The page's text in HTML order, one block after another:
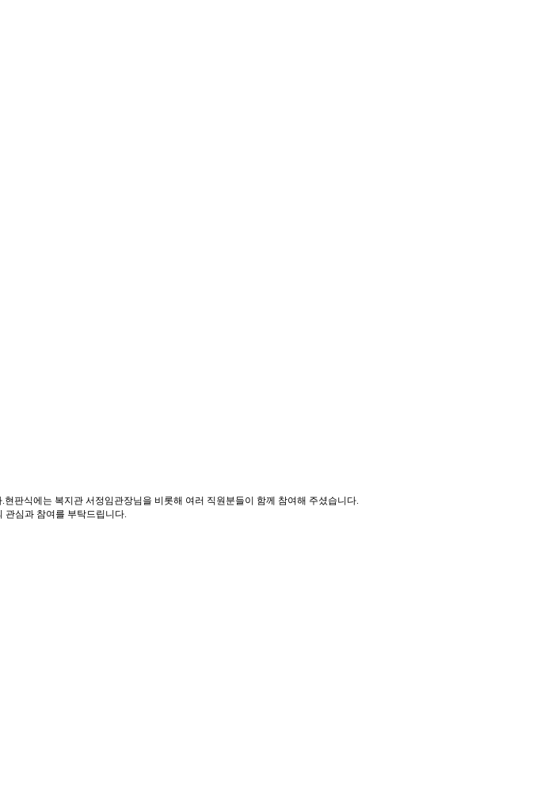
판식에는 복지관 서정임관장님을 비롯해 여러 직원분들이 함께 참여해 주셨습니다.
관심과 참여를 부탁드립니다.